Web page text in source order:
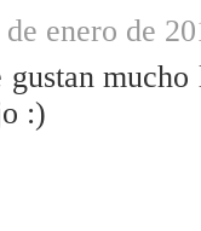
de enero de
mucho
:)